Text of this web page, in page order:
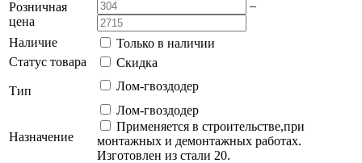
Розничная
цена
–
Наличие
Только в наличии
Статус товара
Скидка
Тип Лом-гвоздодер
Назначение
Лом-гвоздодер
Применяется в строительстве,при
монтажных и демонтажных работах.
Изготовлен из стали 20.